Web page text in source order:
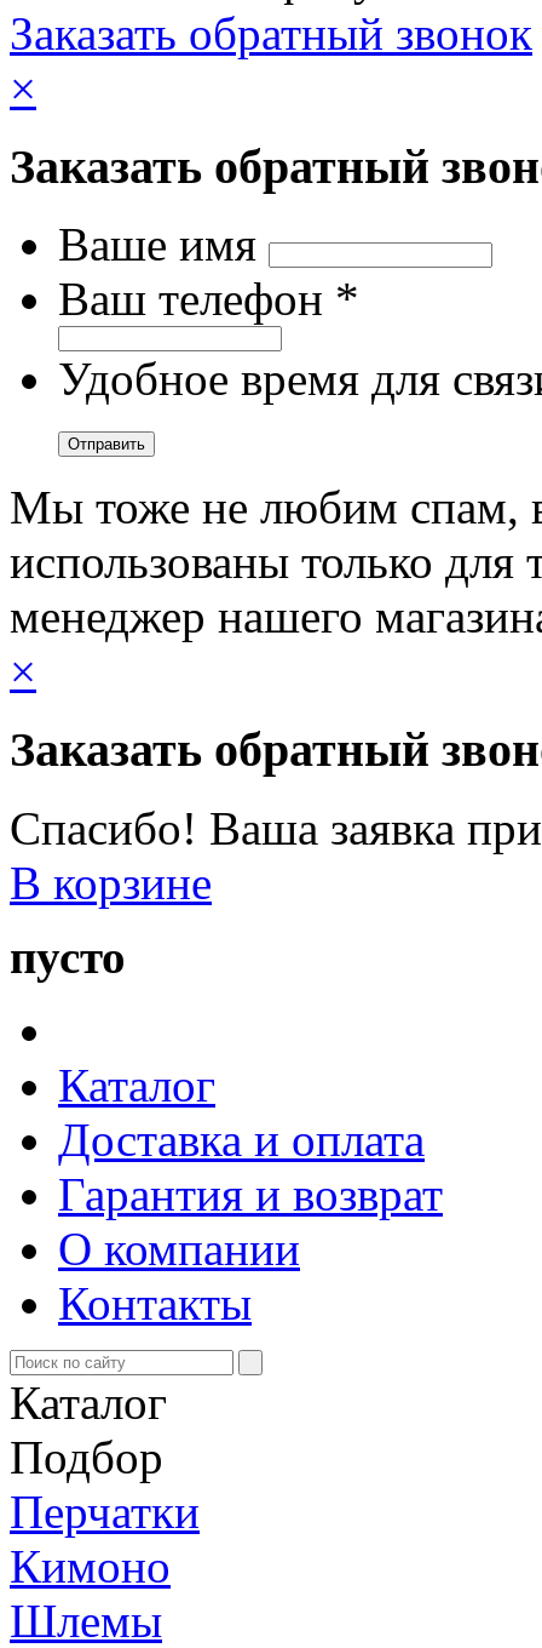
Заказать обратный звонок
×
Заказать обратный
Ваше имя
Ваш телефон *
Удобное время для
Мы тоже не любим спам,
использованы только для
менеджер нашего
×
Заказать обратный
Спасибо! Ваша заявка
В корзине
пусто
Каталог
Доставка и оплата
Гарантия и возврат
О компании
Контакты
Каталог
Подбор
Перчатки
Кимоно
Шлемы